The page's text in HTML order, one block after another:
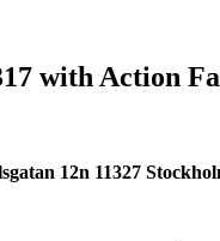
with Action
12n 11327